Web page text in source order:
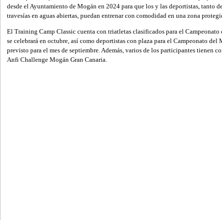
desde el Ayuntamiento de Mogán en 2024 para que los y las deportistas, tanto
travesías en aguas abiertas, puedan entrenar con comodidad en una zona
El Training Camp Classic cuenta con triatletas clasificados para el
se celebrará en octubre, así como deportistas con plaza para el Campeonato
previsto para el mes de septiembre. Además, varios de los participantes tienen
Anfi Challenge Mogán Gran Canaria.